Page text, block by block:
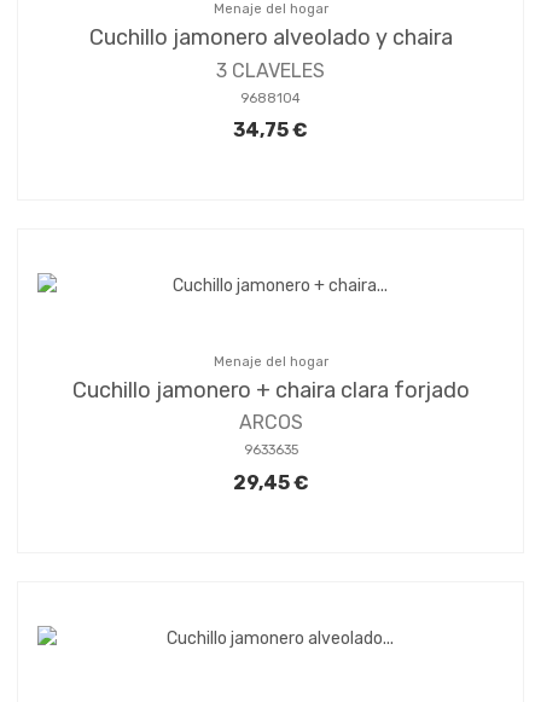
Menaje del hogar
Cuchillo jamonero alveolado y chaira
3 CLAVELES
9688104
34,75 €
Menaje del hogar
Cuchillo jamonero + chaira clara forjado
ARCOS
9633635
29,45 €